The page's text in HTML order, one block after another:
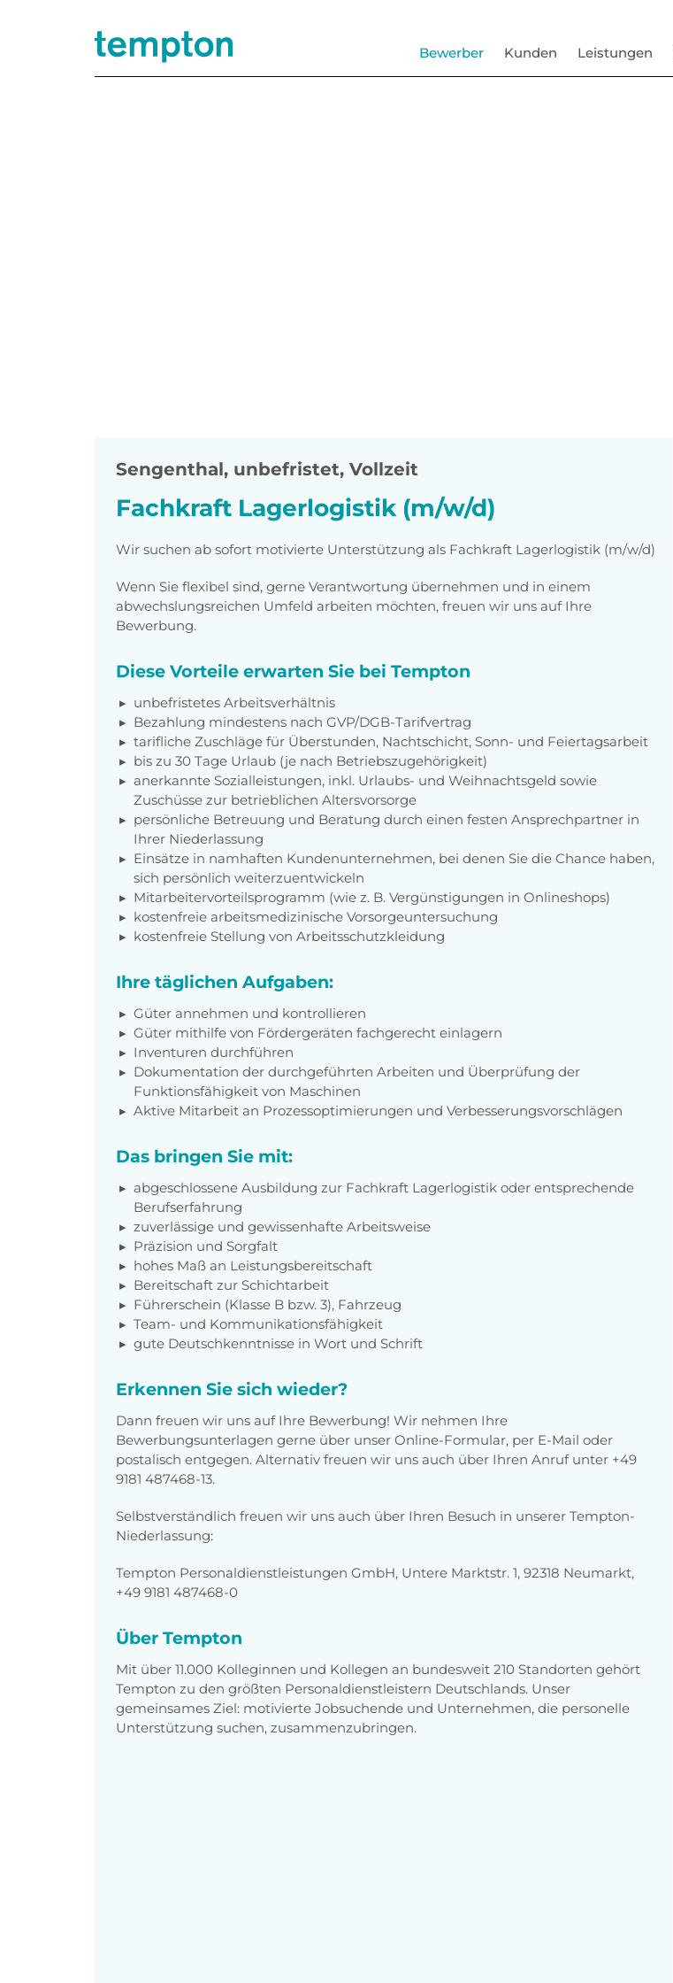
Bewerber Kunden Leistungen
Sengenthal, unbefristet, Vollzeit
Fachkraft Lagerlogistik (m/w/d)
Wir suchen ab sofort motivierte Unterstützung als Fachkraft Lagerlogistik (m/w/d)
Wenn Sie flexibel sind, gerne Verantwortung übernehmen und in einem
abwechslungsreichen Umfeld arbeiten möchten, freuen wir uns auf Ihre
Bewerbung.
Diese Vorteile erwarten Sie bei Tempton
unbefristetes Arbeitsverhältnis
Bezahlung mindestens nach GVP/DGB-Tarifvertrag
tarifliche Zuschläge für Überstunden, Nachtschicht, Sonn- und Feiertagsarbeit
bis zu 30 Tage Urlaub (je nach Betriebszugehörigkeit)
anerkannte Sozialleistungen, inkl. Urlaubs- und Weihnachtsgeld sowie
Zuschüsse zur betrieblichen Altersvorsorge
persönliche Betreuung und Beratung durch einen festen Ansprechpartner in
Ihrer Niederlassung
Einsätze in namhaften Kundenunternehmen, bei denen Sie die Chance haben,
sich persönlich weiterzuentwickeln
Mitarbeitervorteilsprogramm (wie z. B. Vergünstigungen in Onlineshops)
kostenfreie arbeitsmedizinische Vorsorgeuntersuchung
kostenfreie Stellung von Arbeitsschutzkleidung
Ihre täglichen Aufgaben:
Güter annehmen und kontrollieren
Güter mithilfe von Fördergeräten fachgerecht einlagern
Inventuren durchführen
Dokumentation der durchgeführten Arbeiten und Überprüfung der
Funktionsfähigkeit von Maschinen
Aktive Mitarbeit an Prozessoptimierungen und Verbesserungsvorschlägen
Das bringen Sie mit:
abgeschlossene Ausbildung zur Fachkraft Lagerlogistik oder entsprechende
Berufserfahrung
zuverlässige und gewissenhafte Arbeitsweise
Präzision und Sorgfalt
hohes Maß an Leistungsbereitschaft
Bereitschaft zur Schichtarbeit
Führerschein (Klasse B bzw. 3), Fahrzeug
Team- und Kommunikationsfähigkeit
gute Deutschkenntnisse in Wort und Schrift
Erkennen Sie sich wieder?
Dann freuen wir uns auf Ihre Bewerbung! Wir nehmen Ihre
Bewerbungsunterlagen gerne über unser Online-Formular, per E-Mail oder
postalisch entgegen. Alternativ freuen wir uns auch über Ihren Anruf unter +49
9181 487468-13.
Selbstverständlich freuen wir uns auch über Ihren Besuch in unserer Tempton-
Niederlassung:
Tempton Personaldienstleistungen GmbH, Untere Marktstr. 1, 92318 Neumarkt,
+49 9181 487468-0
Über Tempton
Mit über 11.000 Kolleginnen und Kollegen an bundesweit 210 Standorten gehört
Tempton zu den größten Personaldienstleistern Deutschlands. Unser
gemeinsames Ziel: motivierte Jobsuchende und Unternehmen, die personelle
Unterstützung suchen, zusammenzubringen.